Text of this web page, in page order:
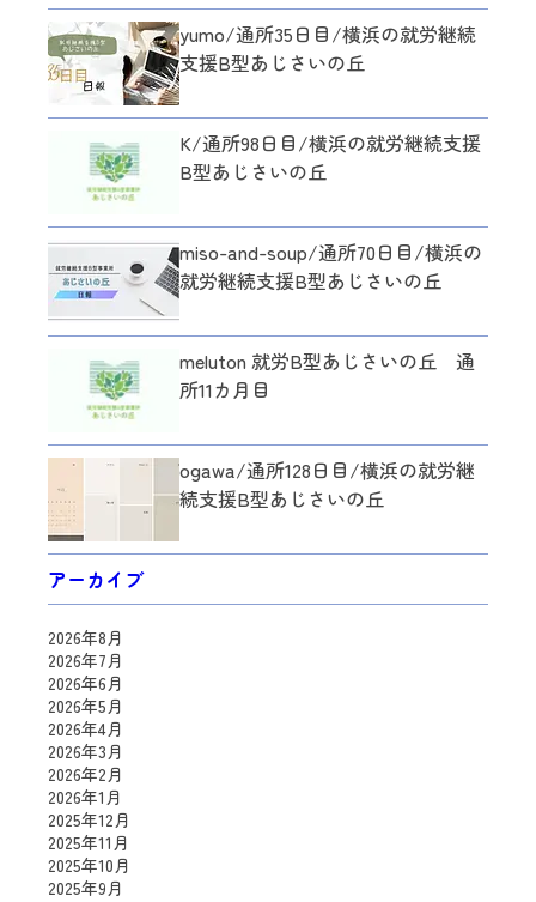
yumo/通所35日目/横浜の就労継続
支援B型あじさいの丘
K/通所98日目/横浜の就労継続支援
B型あじさいの丘
miso-and-soup/通所70日目/横浜の
就労継続支援B型あじさいの丘
meluton 就労B型あじさいの丘 通
所11カ月目
ogawa/通所128日目/横浜の就労継
続支援B型あじさいの丘
アーカイブ
2026年8月
2026年7月
2026年6月
2026年5月
2026年4月
2026年3月
2026年2月
2026年1月
2025年12月
2025年11月
2025年10月
2025年9月